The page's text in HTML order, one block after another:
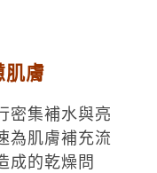
肌膚
密集補水與亮
為肌膚補充流
成的乾燥問